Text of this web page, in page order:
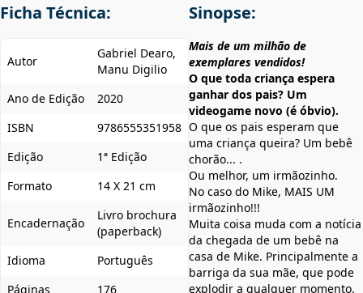
Ficha Técnica:
Autor
Gabriel Dearo,
Manu Digilio
Ano de Edição
2020
ISBN
9786555351958
Edição
1ª Edição
Formato
14 X 21 cm
Encadernação
Livro brochura
(paperback)
Idioma
Português
Páginas
176
Sinopse:
Mais de um milhão de
exemplares vendidos!
O que toda criança espera
ganhar dos pais? Um
videogame novo (é óbvio).
O que os pais esperam que
uma criança queira? Um bebê
chorão... .
Ou melhor, um irmãozinho.
No caso do Mike, MAIS UM
irmãozinho!!!
Muita coisa muda com a notícia
da chegada de um bebê na
casa de Mike. Principalmente a
barriga da sua mãe, que pode
explodir a qualquer momento.